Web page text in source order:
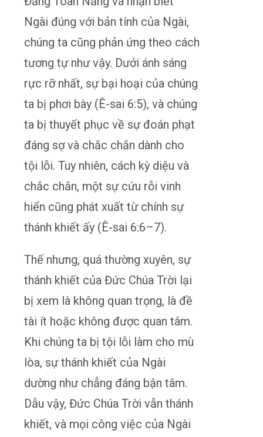
Ngài đúng với bản tính của Ngài,
chúng ta cũng phản ứng theo cách
tương tự như vậy. Dưới ánh sáng
rực rỡ nhất, sự bại hoại của chúng
ta bị phơi bày (Ê-sai 6:5), và chúng
ta bị thuyết phục về sự đoán phạt
đáng sợ và chắc chắn dành cho
tội lỗi. Tuy nhiên, cách kỳ diệu và
chắc chắn, một sự cứu rỗi vinh
hiển cũng phát xuất từ chính sự
thánh khiết ấy (Ê-sai 6:6–7).
Thế nhưng, quá thường xuyên, sự
thánh khiết của Đức Chúa Trời lại
bị xem là không quan trọng, là đề
tài ít hoặc không được quan tâm.
Khi chúng ta bị tội lỗi làm cho mù
lòa, sự thánh khiết của Ngài
dường như chẳng đáng bận tâm.
Dẫu vậy, Đức Chúa Trời vẫn thánh
khiết, và mọi công việc của Ngài